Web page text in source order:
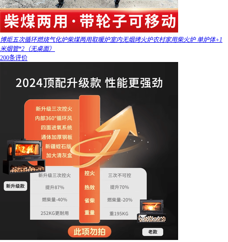
博炬五次循环燃烧气化炉柴煤两用取暖炉室内无烟烤火炉农村家用柴火炉 单炉体+1
米烟管*2（无桌面）
200条评价